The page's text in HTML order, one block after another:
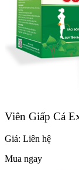
Viên Giấp Cá
Giá: Liên hệ
Mua ngay